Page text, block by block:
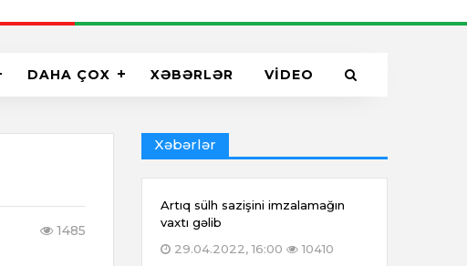
DAHA ÇOX XƏBƏRLƏR VİDEO
1485
Xəbərlər
Artıq sülh sazişini imzalamağın
vaxtı gəlib
29.04.2022, 16:00
10410